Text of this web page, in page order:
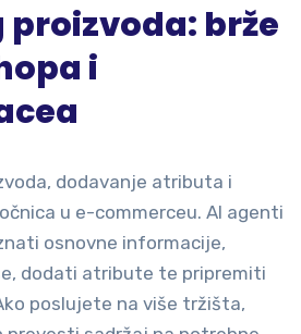
proizvoda: brže
i
dodavanje atributa i
u e-commerceu. AI agenti
osnovne informacije,
dodati atribute te pripremiti
poslujete na više tržišta,